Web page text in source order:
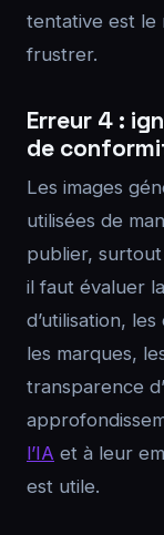
tentative est le
frustrer.
Erreur 4 :
de
Les images
utilisées de
publier,
il faut évaluer
d’utilisation,
les marques,
transparence
l’IA et à leur
est utile.